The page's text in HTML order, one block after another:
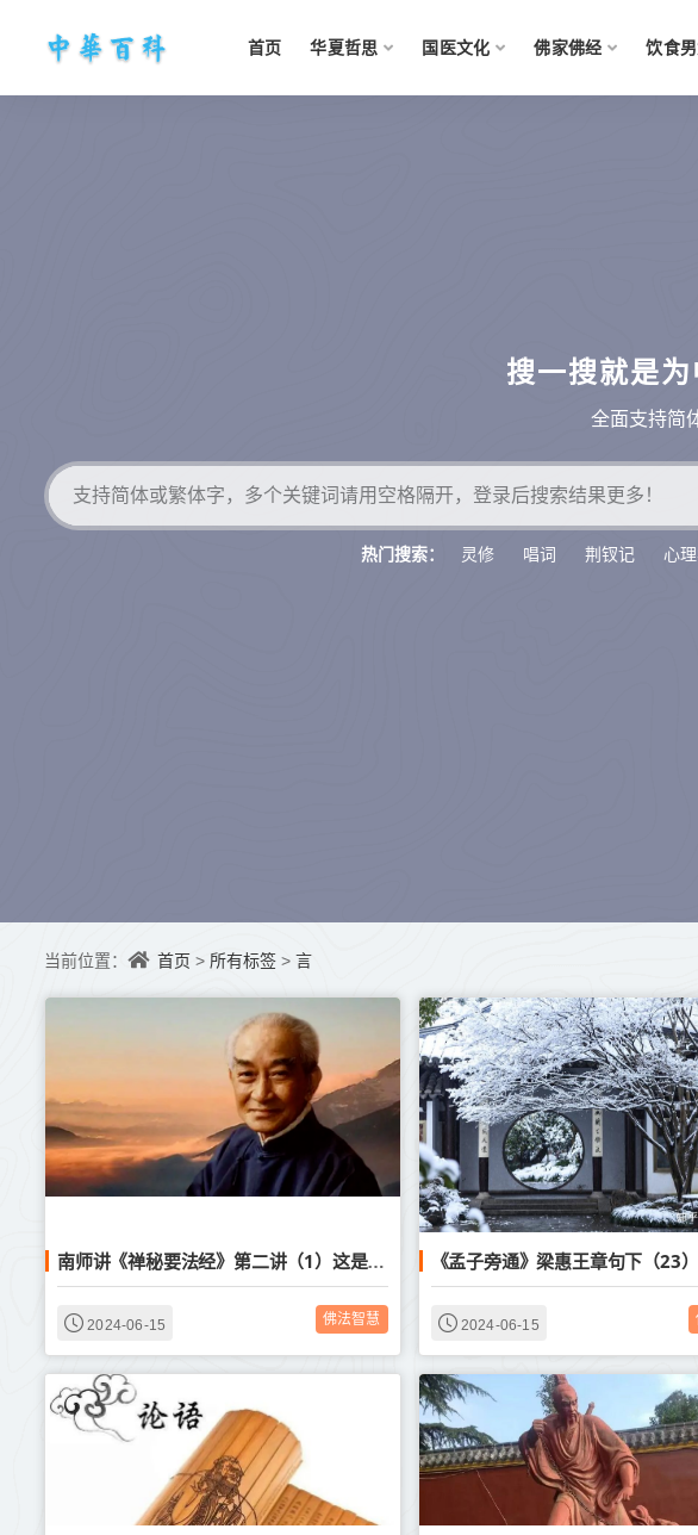
首页 华夏哲思 国医文化 佛家佛经 饮食
搜一搜就是
全面支持简
热门搜索： 灵修 唱词 荆钗记 心
当前位置： 首页 > 所有标签 > 言
南师讲《禅秘要法经》第二讲（1）这是什么道理？
2024-06-15 佛法智慧 2024-06-15